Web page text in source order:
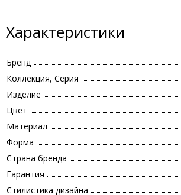
Характеристики
Бренд
Коллекция, Серия
Изделие
Цвет
Материал
Форма
Страна бренда
Гарантия
Стилистика дизайна